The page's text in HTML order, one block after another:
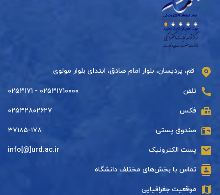
قم، پردیسان، بلوار امام صادق، ابتدای بلوار مولوی
تلفن ۰۲۵۳۱۷۱۰۰۰۰ - ۰۲۵۳۱۷۱
فکس ۰۲۵۳۲۸۰۲۶۲۷
صندوق پستی ۳۷۱۸۵-۱۷۸
پست الکترونیک info[@]urd.ac.ir
تماس با بخش‌های مختلف دانشگاه
موقعیت جغرافیایی